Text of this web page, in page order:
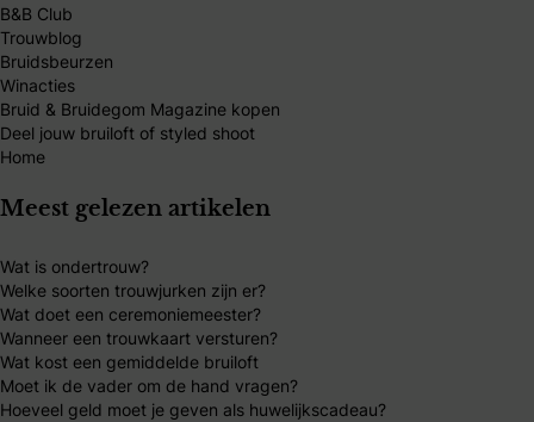
B&B Club
Trouwblog
Bruidsbeurzen
Winacties
Bruid & Bruidegom Magazine kopen
Deel jouw bruiloft of styled shoot
Home
Meest gelezen artikelen
Wat is ondertrouw?
Welke soorten trouwjurken zijn er?
Wat doet een ceremoniemeester?
Wanneer een trouwkaart versturen?
Wat kost een gemiddelde bruiloft
Moet ik de vader om de hand vragen?
Hoeveel geld moet je geven als huwelijkscadeau?